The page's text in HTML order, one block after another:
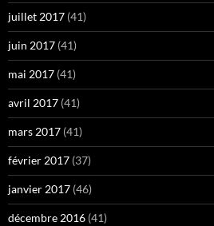
juillet 2017 (41)
juin 2017 (41)
mai 2017 (41)
avril 2017 (41)
mars 2017 (41)
février 2017 (37)
janvier 2017 (46)
décembre 2016 (41)